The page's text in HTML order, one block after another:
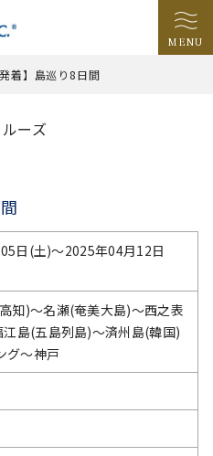
MENU
発着】島巡り8日間
ーズ
日(土)〜2025年04月12日
知)～名瀬(奄美大島)～西之表
島(五島列島)～済州島(韓国)
グ～神戸